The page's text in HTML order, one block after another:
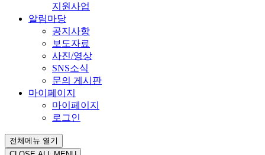
지원사업
알림마당
공지사항
보도자료
사진/영상
SNS소식
문의 게시판
마이페이지
마이페이지
로그인
전체메뉴 열기